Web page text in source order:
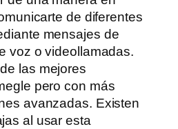
de diferentes
mensajes de
voz o videollamadas.
las mejores
pero con más
avanzadas. Existen
al usar esta